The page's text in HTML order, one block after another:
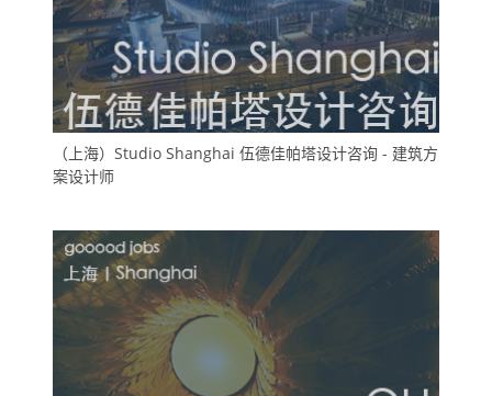
（上海）Studio Shanghai 伍德佳帕塔设计咨询 - 建筑方
案设计师